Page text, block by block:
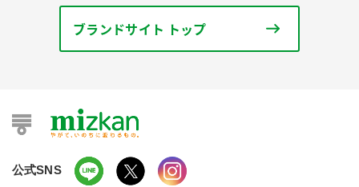
ブランドサイト トップ
公式SNS